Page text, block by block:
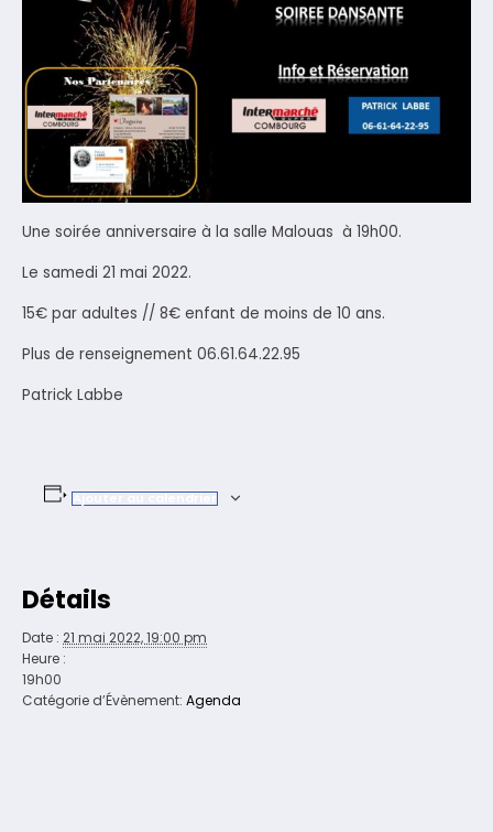
Une soirée anniversaire à la salle Malouas à 19h00.
Le samedi 21 mai 2022.
15€ par adultes // 8€ enfant de moins de 10 ans.
Plus de renseignement 06.61.64.22.95
Patrick Labbe
Ajouter au calendrier
Détails
Date : 21 mai 2022, 19:00 pm
Heure :
19h00
Catégorie d’Évènement: Agenda